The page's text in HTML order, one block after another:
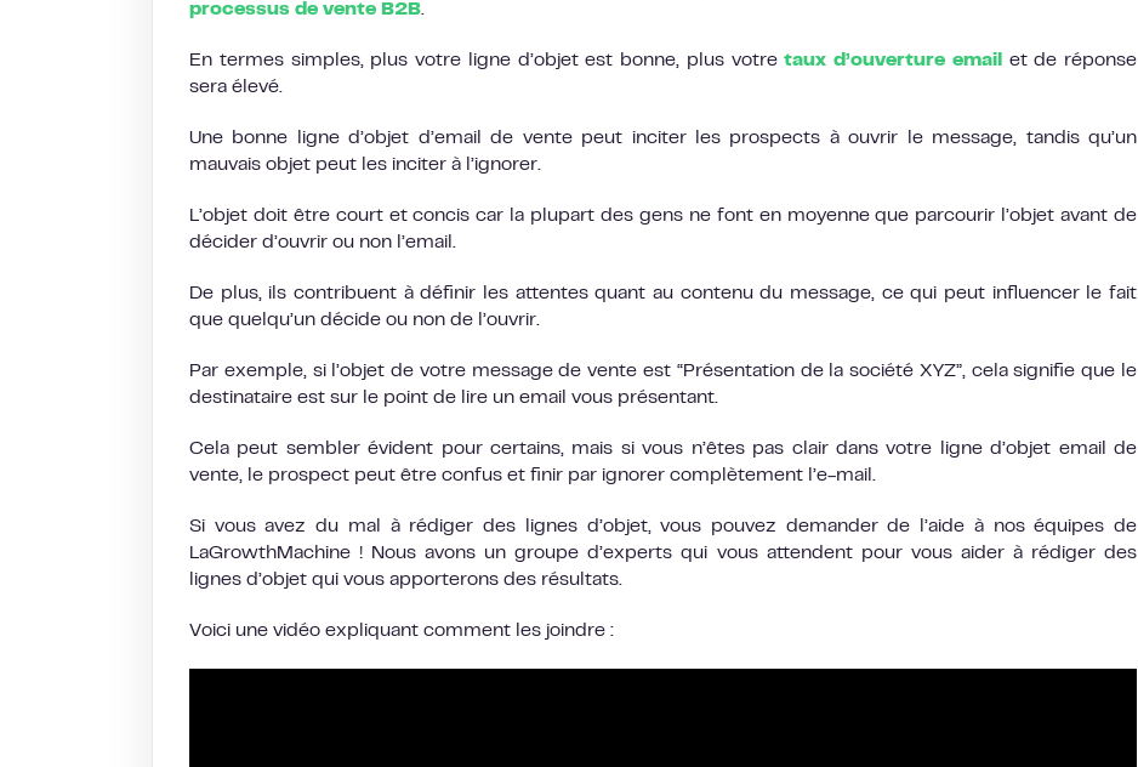
processus de vente B2B.
En termes simples, plus votre ligne d’objet est bonne, plus votretaux d’ouverture email
et de réponse
sera élevé.
Une bonne ligne d’objet d’email de vente peut inciter les prospects à ouvrir le message, tandis qu’un
mauvais objet peut les inciter à l’ignorer.
L’objet doit être court et concis car la plupart des gens ne font en moyenne que parcourir l’objet avant de
décider d’ouvrir ou non l’email.
De plus, ils contribuent à définir les attentes quant au contenu du message, ce qui peut influencer le fait
que quelqu’un décide ou non de l’ouvrir.
Par exemple, si l’objet de votre message de vente est “Présentation de la société XYZ”, cela signifie que le
destinataire est sur le point de lire un email vous présentant.
Cela peut sembler évident pour certains, mais si vous n’êtes pas clair dans votre ligne d’objet email de
vente, le prospect peut être confus et finir par ignorer complètement l’e-mail.
Si vous avez du mal à rédiger des lignes d’objet, vous pouvez demander de l’aide à nos équipes de
LaGrowthMachine ! Nous avons un groupe d’experts qui vous attendent pour vous aider à rédiger des
lignes d’objet qui vous apporterons des résultats.
Voici une vidéo expliquant comment les joindre :